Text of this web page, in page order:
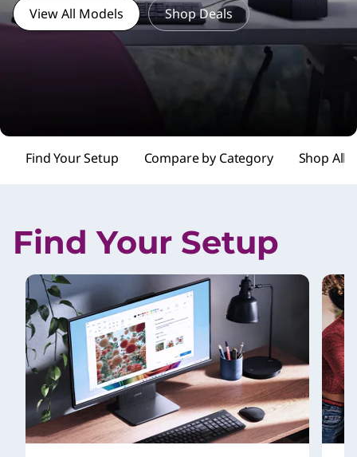
View All Models Shop Deals
Find Your Setup Compare by Category Shop All
Find Your Setup